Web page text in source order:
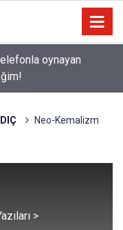
oynayan
Neo-Kemalizm
>